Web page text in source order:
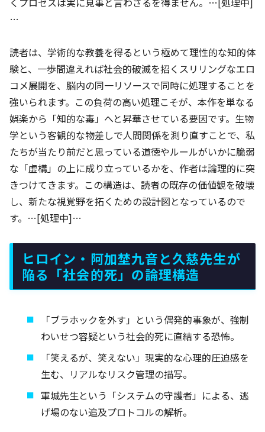
…
読者は、学術的な教養を得るという極めて理性的な知的体
験と、一歩間違えれば社会的破滅を招くスリリングなエロ
コメ展開を、脳内の同一リソースで同時に処理することを
強いられます。この負荷の高い処理こそが、本作を単なる
娯楽から「知的な毒」へと昇華させている要因です。生物
学という客観的な物差しで人間関係を測り直すことで、私
たちが当たり前だと思っている道徳やルールがいかに脆弱
な「虚構」の上に成り立っているかを、作者は論理的に突
きつけてきます。この構造は、読者の既存の価値観を破壊
し、新たな視覚野を拓くための設計図となっているので
す。…[処理中]…
ヒロイン・阿加埜九音と久慈先生が
陥る「社会的死」の論理構造
「ブラホックを外す」という偶発的事象が、強制
わいせつ容疑という社会的死に直結する恐怖。
「笑えるが、笑えない」現実的な心理的圧迫感を
生む、リアルなリスク管理の描写。
軍城先生という「システムの守護者」による、逃
げ場のない追及プロトコルの解析。